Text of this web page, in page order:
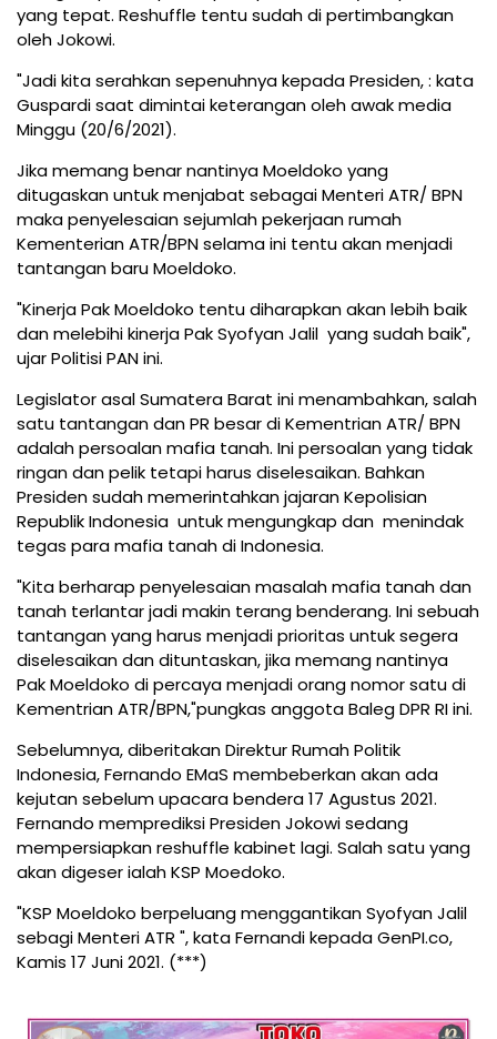
yang tepat. Reshuffle tentu sudah di pertimbangkan
oleh Jokowi.
"Jadi kita serahkan sepenuhnya kepada Presiden, : kata
Guspardi saat dimintai keterangan oleh awak media
Minggu (20/6/2021).
Jika memang benar nantinya Moeldoko yang
ditugaskan untuk menjabat sebagai Menteri ATR/ BPN
maka penyelesaian sejumlah pekerjaan rumah
Kementerian ATR/BPN selama ini tentu akan menjadi
tantangan baru Moeldoko.
"Kinerja Pak Moeldoko tentu diharapkan akan lebih baik
dan melebihi kinerja Pak Syofyan Jalil yang sudah baik",
ujar Politisi PAN ini.
Legislator asal Sumatera Barat ini menambahkan, salah
satu tantangan dan PR besar di Kementrian ATR/ BPN
adalah persoalan mafia tanah. Ini persoalan yang tidak
ringan dan pelik tetapi harus diselesaikan. Bahkan
Presiden sudah memerintahkan jajaran Kepolisian
Republik Indonesia untuk mengungkap dan menindak
tegas para mafia tanah di Indonesia.
"Kita berharap penyelesaian masalah mafia tanah dan
tanah terlantar jadi makin terang benderang. Ini sebuah
tantangan yang harus menjadi prioritas untuk segera
diselesaikan dan dituntaskan, jika memang nantinya
Pak Moeldoko di percaya menjadi orang nomor satu di
Kementrian ATR/BPN,"pungkas anggota Baleg DPR RI ini.
Sebelumnya, diberitakan Direktur Rumah Politik
Indonesia, Fernando EMaS membeberkan akan ada
kejutan sebelum upacara bendera 17 Agustus 2021.
Fernando memprediksi Presiden Jokowi sedang
mempersiapkan reshuffle kabinet lagi. Salah satu yang
akan digeser ialah KSP Moedoko.
"KSP Moeldoko berpeluang menggantikan Syofyan Jalil
sebagi Menteri ATR ", kata Fernandi kepada GenPI.co,
Kamis 17 Juni 2021. (***)